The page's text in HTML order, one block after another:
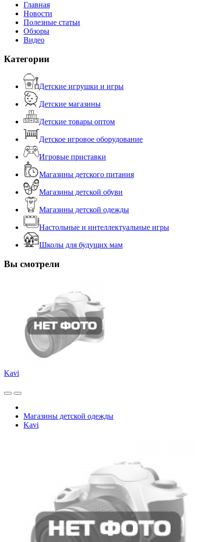
Главная
Новости
Полезные статьи
Обзоры
Видео
Категории
Детские игрушки и игры
Детские магазины
Детские товары оптом
Детское игровое оборудование
Игровые приставки
Магазины детского питания
Магазины детской обуви
Магазины детской одежды
Настольные и интеллектуальные игры
Школы для будущих мам
Вы смотрели
Kavi
Магазины детской одежды
Kavi